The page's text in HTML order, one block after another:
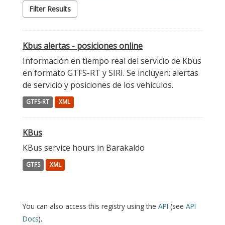
Filter Results
Kbus alertas - posiciones online
Información en tiempo real del servicio de Kbus
en formato GTFS-RT y SIRI. Se incluyen: alertas
de servicio y posiciones de los vehículos.
GTFS-RT XML
KBus
KBus service hours in Barakaldo
GTFS XML
You can also access this registry using the API (see API
Docs).